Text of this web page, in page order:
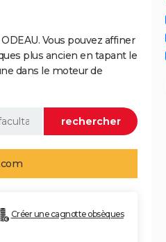
Vous pouvez affiner
plus ancien en tapant le
dans le moteur de
Créer une cagnotte obsèques